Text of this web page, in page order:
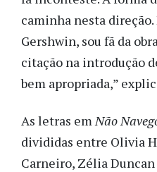
caminha nesta direção.
Gershwin, sou fã da
citação na introdução
bem apropriada,”
As letras emNão
divididas entre Olivia
Carneiro, Zélia Duncan